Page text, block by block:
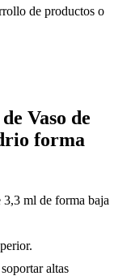
de productos o
Vaso de
forma
ml de forma baja
altas